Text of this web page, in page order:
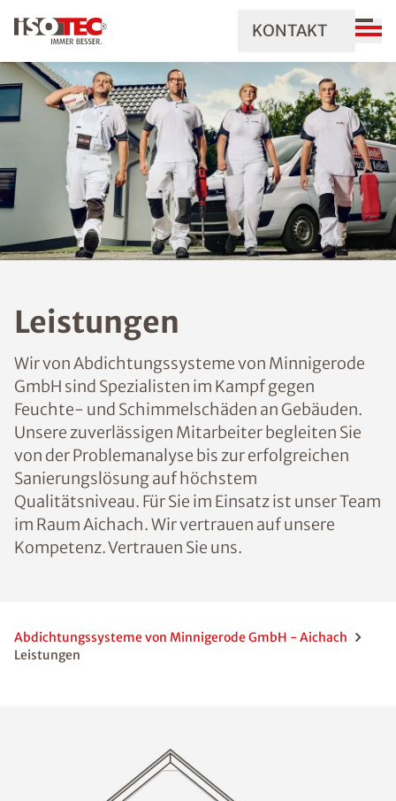
KONTAKT
Leistungen
Wir von Abdichtungssysteme von Minnigerode
GmbH sind Spezialisten im Kampf gegen
Feuchte- und Schimmelschäden an Gebäuden.
Unsere zuverlässigen Mitarbeiter begleiten Sie
von der Problemanalyse bis zur erfolgreichen
Sanierungslösung auf höchstem
Qualitätsniveau. Für Sie im Einsatz ist unser Team
im Raum Aichach. Wir vertrauen auf unsere
Kompetenz. Vertrauen Sie uns.
Abdichtungssysteme von Minnigerode GmbH - Aichach
Leistungen